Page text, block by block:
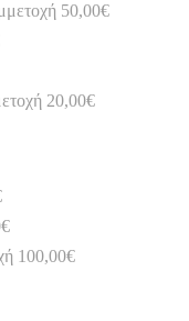
50,00€
20,00€
100,00€